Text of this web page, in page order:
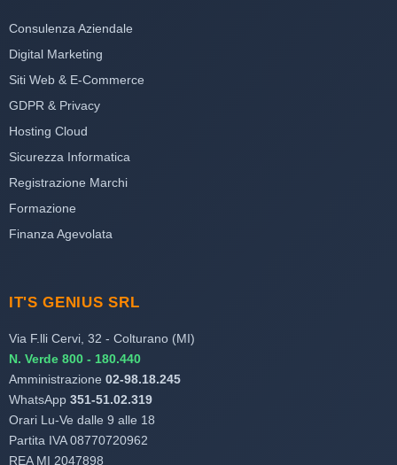
Consulenza Aziendale
Digital Marketing
Siti Web & E-Commerce
GDPR & Privacy
Hosting Cloud
Sicurezza Informatica
Registrazione Marchi
Formazione
Finanza Agevolata
IT'S GENIUS SRL
Via F.lli Cervi, 32 - Colturano (MI)
N. Verde 800 - 180.440
Amministrazione 02-98.18.245
WhatsApp 351-51.02.319
Orari Lu-Ve dalle 9 alle 18
Partita IVA 08770720962
REA MI 2047898